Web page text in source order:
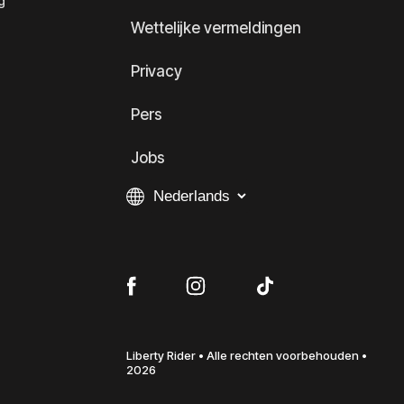
Wettelijke vermeldingen
Privacy
Pers
Jobs
Liberty Rider • Alle rechten voorbehouden •
2026